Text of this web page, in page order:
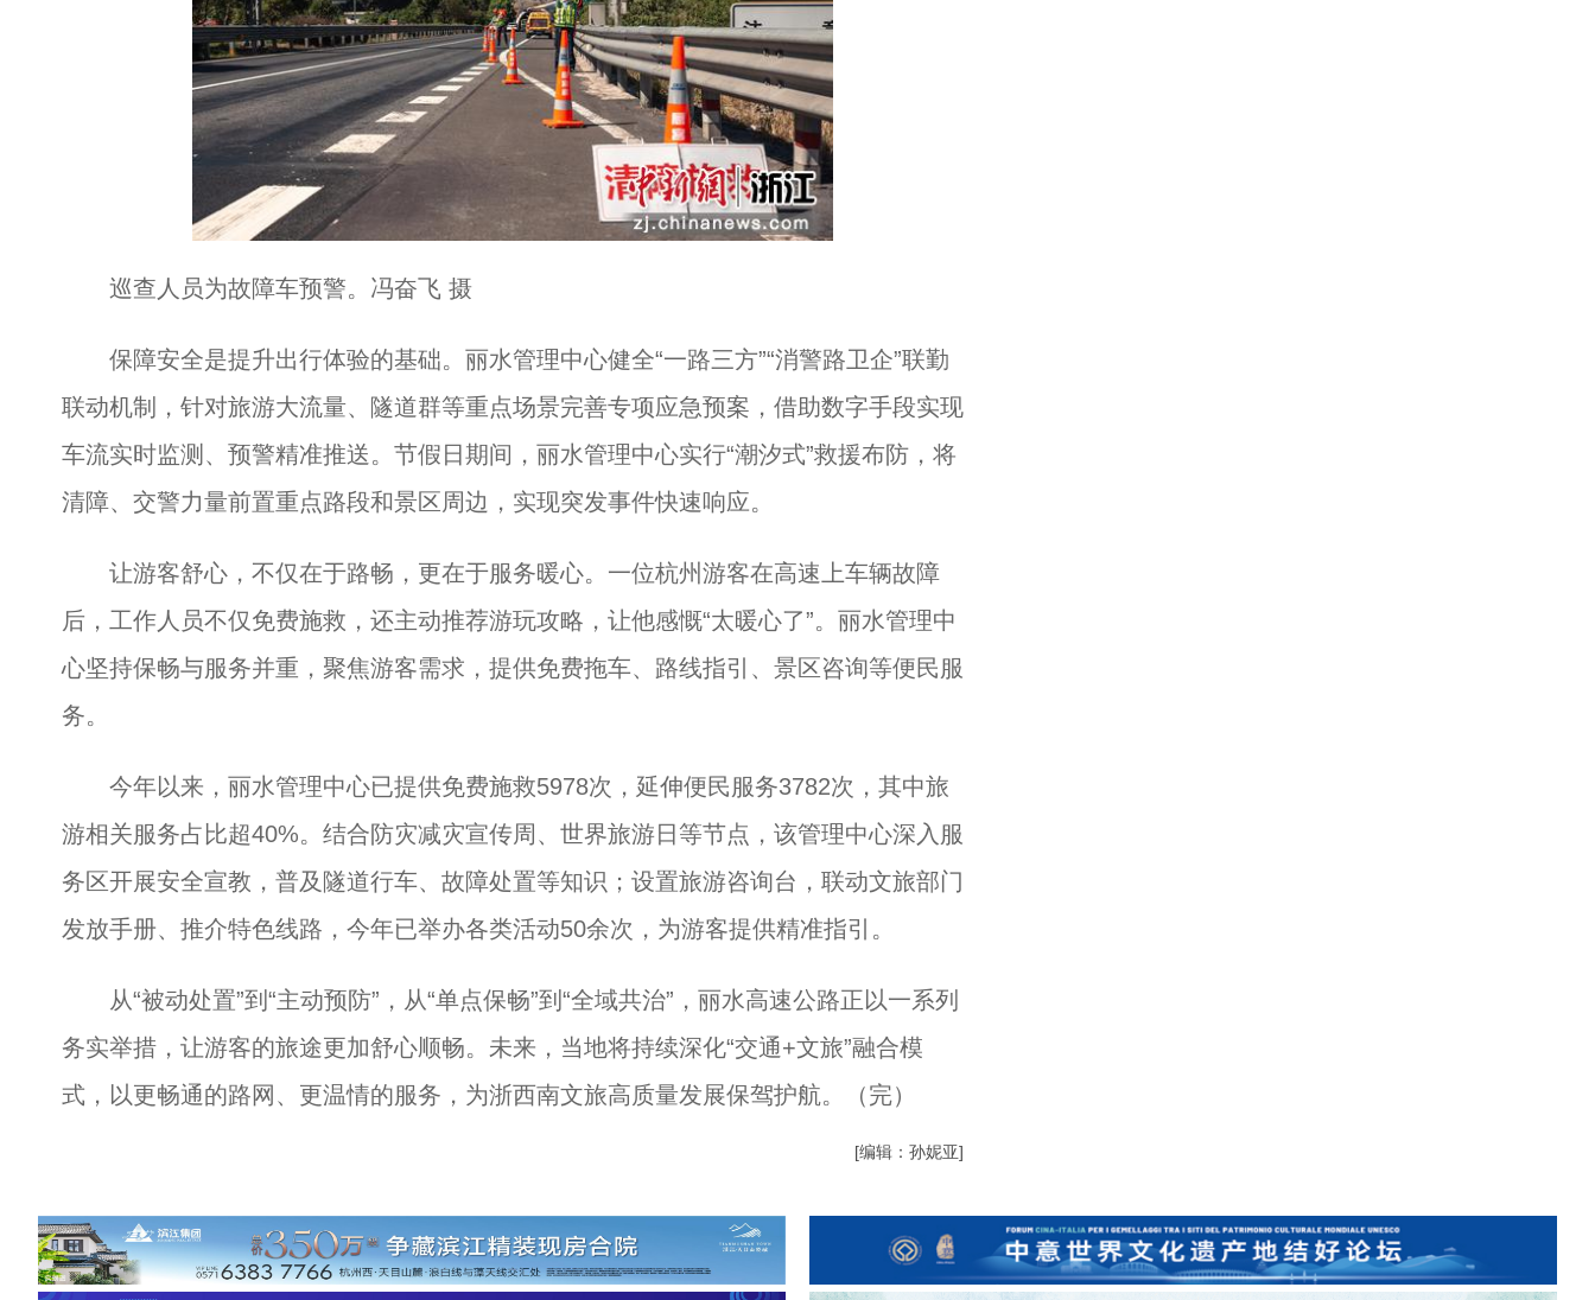
巡查人员为故障车预警。冯奋飞 摄
保障安全是提升出行体验的基础。丽水管理中心健全“一路三方”“消警路卫企”联勤
联动机制，针对旅游大流量、隧道群等重点场景完善专项应急预案，借助数字手段实现
车流实时监测、预警精准推送。节假日期间，丽水管理中心实行“潮汐式”救援布防，将
清障、交警力量前置重点路段和景区周边，实现突发事件快速响应。
让游客舒心，不仅在于路畅，更在于服务暖心。一位杭州游客在高速上车辆故障
后，工作人员不仅免费施救，还主动推荐游玩攻略，让他感慨“太暖心了”。丽水管理中
心坚持保畅与服务并重，聚焦游客需求，提供免费拖车、路线指引、景区咨询等便民服
务。
今年以来，丽水管理中心已提供免费施救5978次，延伸便民服务3782次，其中旅
游相关服务占比超40%。结合防灾减灾宣传周、世界旅游日等节点，该管理中心深入服
务区开展安全宣教，普及隧道行车、故障处置等知识；设置旅游咨询台，联动文旅部门
发放手册、推介特色线路，今年已举办各类活动50余次，为游客提供精准指引。
从“被动处置”到“主动预防”，从“单点保畅”到“全域共治”，丽水高速公路正以一系列
务实举措，让游客的旅途更加舒心顺畅。未来，当地将持续深化“交通+文旅”融合模
式，以更畅通的路网、更温情的服务，为浙西南文旅高质量发展保驾护航。（完）
[编辑：孙妮亚]